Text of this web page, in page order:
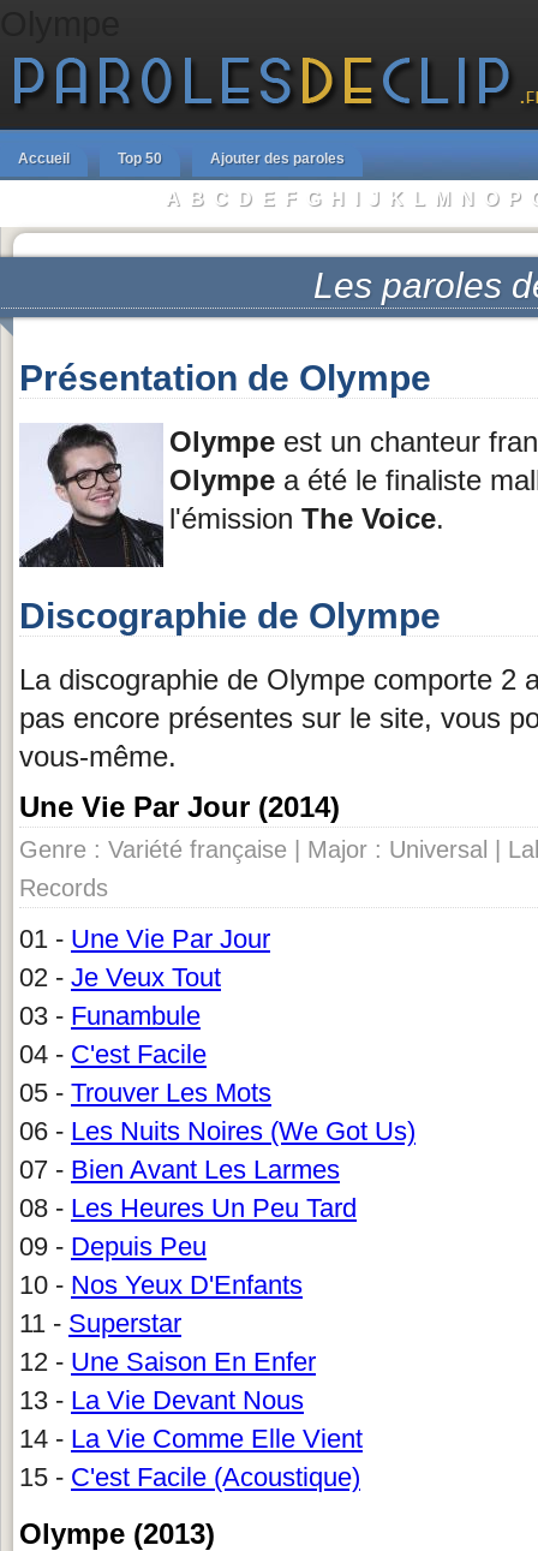
Accueil Top 50 Ajouter des paroles
A B C D E F G H I J K L M N O P
Les paroles
Présentation de Olympe
Olympe est un chanteur
Olympe a été le finaliste
l'émission The Voice.
Discographie de Olympe
La discographie de Olympe comporte 2
pas encore présentes sur le site, vous
vous-même.
Une Vie Par Jour (2014)
Genre : Variété française | Major : Universal |
Records
01 - Une Vie Par Jour
02 - Je Veux Tout
03 - Funambule
04 - C'est Facile
05 - Trouver Les Mots
06 - Les Nuits Noires (We Got Us)
07 - Bien Avant Les Larmes
08 - Les Heures Un Peu Tard
09 - Depuis Peu
10 - Nos Yeux D'Enfants
11 - Superstar
12 - Une Saison En Enfer
13 - La Vie Devant Nous
14 - La Vie Comme Elle Vient
15 - C'est Facile (Acoustique)
Olympe (2013)